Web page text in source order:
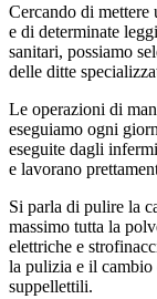
Cercando di mettere
e di determinate
sanitari, possiamo
delle ditte
Le operazioni di
eseguiamo ogni
eseguite dagli
e lavorano
Si parla di pulire la
massimo tutta la
elettriche e
la pulizia e il cambio
suppellettili.